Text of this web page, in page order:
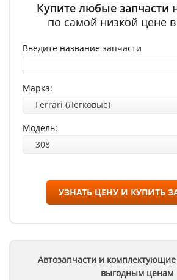
Купите любые запчасти
по самой низкой цене
Введите название запчасти
Марка:
Ferrari (Легковые)
Модель:
308
УЗНАТЬ ЦЕНУ И КУПИТЬ
Автозапчасти и
выгодным ценам